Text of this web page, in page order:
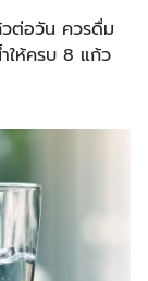
วต่อวัน ควรดื่ม
ให้ครบ 8 แก้ว